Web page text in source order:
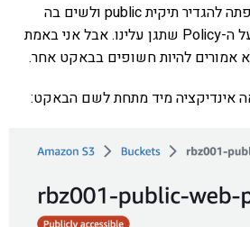
עוד מילת אזהרה: מאוד מפתה להגדיר תיקית public ולשים בה
קבצים פומביים ולסמוך על ה-Policy שתגן עלינו. אבל אני באמת
אמורים להיות חשופים בבאקט אחר.
אינדיקציה מיד מתחת לשם הבאקט: